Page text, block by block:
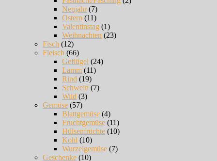
Neujahr(7)
Ostern (11)
Valentinstag (1)
Weihnachten (23)
Fisch (12)
Fleisch (66)
Geflügel (24)
Lamm (11)
Rind (19)
Schwein (7)
Wild (3)
Gemüse (57)
Blattgemüse (4)
Fruchtgemüse (11)
Hülsenfrüchte (10)
Kohl (10)
Wurzelgemüse (7)
Geschenke (10)